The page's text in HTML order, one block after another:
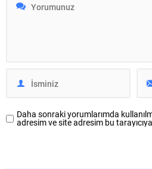
Dijital Dönüşüm Tanıtım Toplantısı
tercihlerini henüz iletmemiş olan
Daha sonraki yorumlarımda
adresim ve site adresim bu